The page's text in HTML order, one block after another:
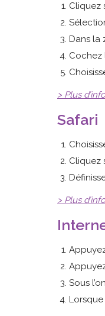
Cliquez
Dans la
Cochez
> Plus
Safari
Cliquez
> Plus
Sous